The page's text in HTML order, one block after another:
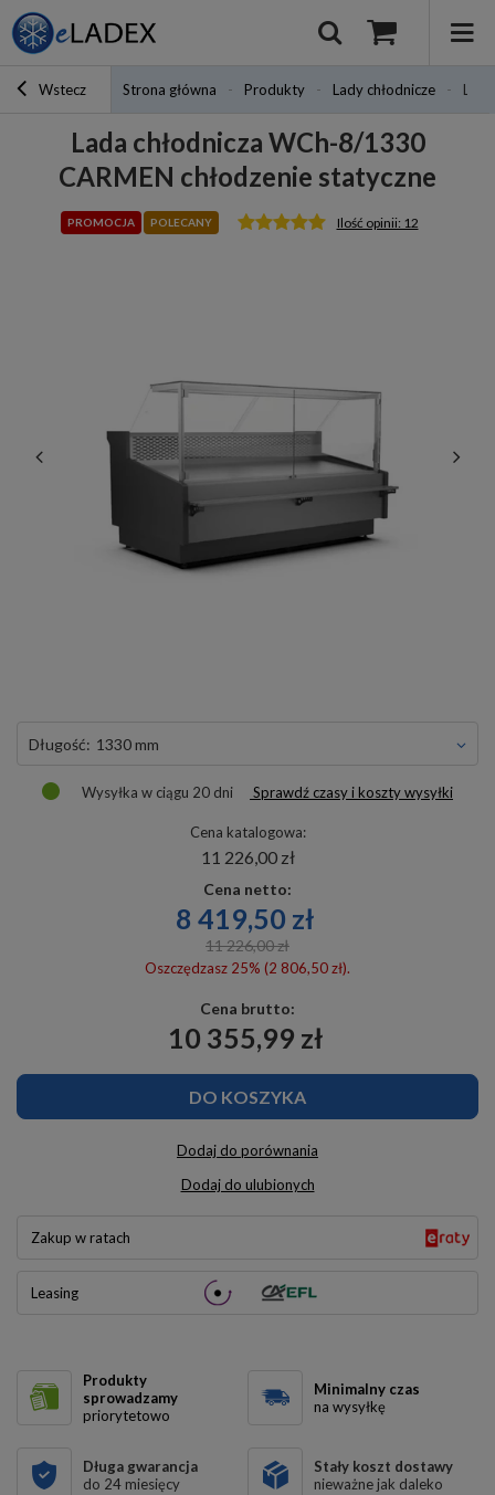
Wstecz Strona główna Produkty Lady chłodnicze
Lada chłodnicza WCh-8/1330
CARMEN chłodzenie statyczne
PROMOCJA POLECANY Ilość opinii: 12
długość: 1330 mm
Wysyłka w ciągu 20 dni Sprawdź czasy i koszty wysyłki
Cena katalogowa:
11 226,00 zł
Cena netto:
8 419,50 zł
11 226,00 zł
Oszczędzasz 25% (2 806,50 zł).
Cena brutto:
10 355,99 zł
DO KOSZYKA
Dodaj do porównania
Dodaj do ulubionych
Zakup w ratach
Leasing
Produkty
sprowadzamy
priorytetowo
Minimalny czas
na wysyłkę
Długa gwarancja
do 24 miesięcy
Stały koszt dostawy
nieważne jak daleko